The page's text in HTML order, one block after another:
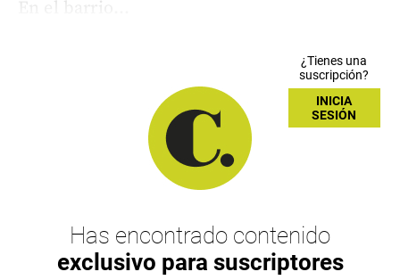
En el barrio...
¿Tienes una
suscripción?
INICIA
SESIÓN
Has encontrado contenido
exclusivo para suscriptores